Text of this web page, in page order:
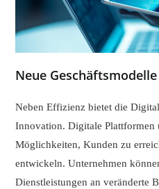
Neue
Neben Effizienz bietet die
Innovation. Digitale Plattformen
Möglichkeiten, Kunden zu
entwickeln. Unternehmen
Dienstleistungen an veränderte